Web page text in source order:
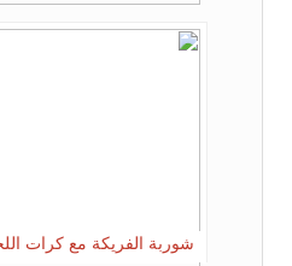
شوربة الفريكة مع كرات